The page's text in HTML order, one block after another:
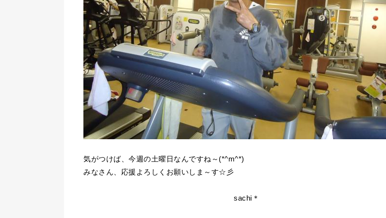
気がつけば、今週の土曜日なんですね～(*^m^*)
みなさん、応援よろしくお願いしま～す☆彡
sachi＊